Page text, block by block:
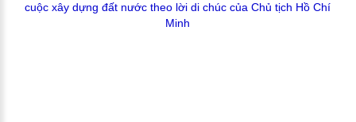
cuộc xây dựng đất nước theo lời di chúc của Chủ tịch Hồ Chí
Minh